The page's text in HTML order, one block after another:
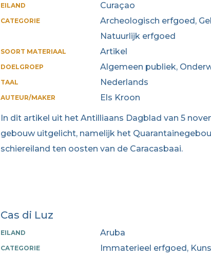
EILAND Curaçao
CATEGORIE
Archeologisch erfgoed,
Natuurlijk erfgoed
SOORT MATERIAAL Artikel
DOELGROEP Algemeen publiek,
TAAL Nederlands
AUTEUR/MAKER Els Kroon
In dit artikel uit het Antilliaans Dagblad van 5
gebouw uitgelicht, namelijk het
schiereiland ten oosten van de Caracasbaai.
Cas di Luz
EILAND Aruba
CATEGORIE
Immaterieel erfgoed,